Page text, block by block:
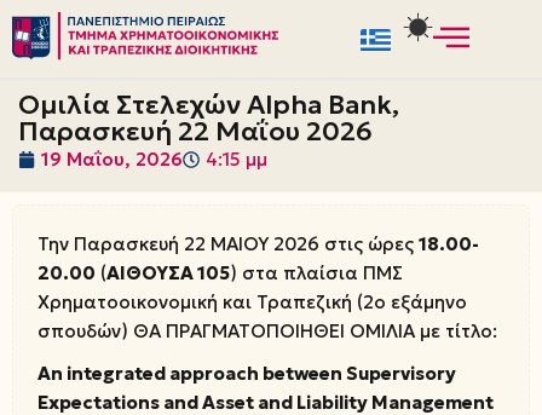
Μεταπηδήστε
στο
περιεχόμενο
Ομιλία Στελεχών Alpha Bank,
Παρασκευή 22 Μαΐου 2026
19 Μαΐου, 2026 4:15 μμ
Την Παρασκευή 22 ΜΑΙΟΥ 2026 στις ώρες 18.00-
20.00 (ΑΙΘΟΥΣΑ 105) στα πλαίσια ΠΜΣ
Χρηματοοικονομική και Τραπεζική (2o εξάμηνο
σπουδών) ΘΑ ΠΡΑΓΜΑΤΟΠΟΙΗΘΕΙ ΟΜΙΛΙΑ με τίτλο:
An integrated approach between Supervisory
Expectations and Asset and Liability Management